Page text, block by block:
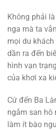
Không phải
nga mà ta
mọi du
dần ra đến
hình vạn
của khơi xa
Cứ đến Ba
ngắm san hô
làm ít bào